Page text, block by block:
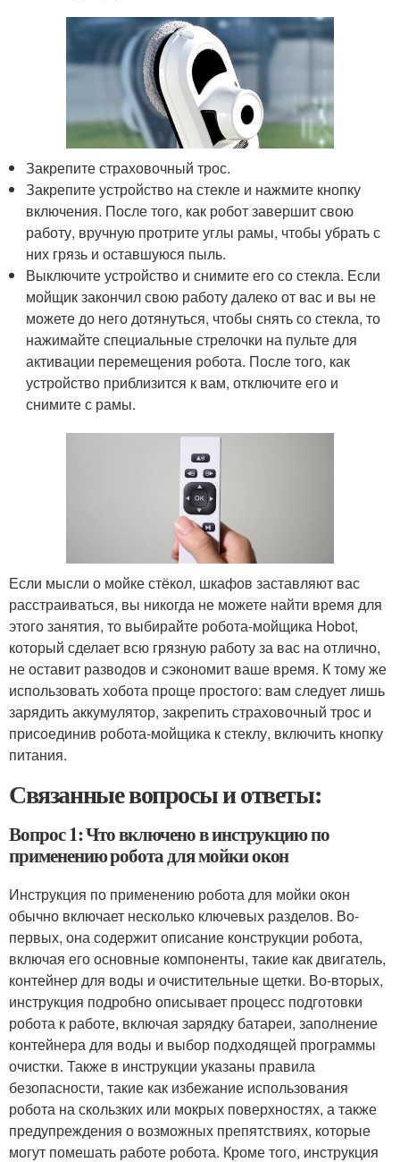
Закрепите страховочный трос.
Закрепите устройство на стекле и нажмите кнопку
включения. После того, как робот завершит свою
работу, вручную протрите углы рамы, чтобы убрать с
них грязь и оставшуюся пыль.
Выключите устройство и снимите его со стекла. Если
мойщик закончил свою работу далеко от вас и вы не
можете до него дотянуться, чтобы снять со стекла, то
нажимайте специальные стрелочки на пульте для
активации перемещения робота. После того, как
устройство приблизится к вам, отключите его и
снимите с рамы.
Если мысли о мойке стёкол, шкафов заставляют вас
расстраиваться, вы никогда не можете найти время для
этого занятия, то выбирайте робота-мойщика Hobot,
который сделает всю грязную работу за вас на отлично,
не оставит разводов и сэкономит ваше время. К тому же
использовать хобота проще простого: вам следует лишь
зарядить аккумулятор, закрепить страховочный трос и
присоединив робота-мойщика к стеклу, включить кнопку
питания.
Связанные вопросы и ответы:
Вопрос 1: Что включено в инструкцию по
применению робота для мойки окон
Инструкция по применению робота для мойки окон
обычно включает несколько ключевых разделов. Во-
первых, она содержит описание конструкции робота,
включая его основные компоненты, такие как двигатель,
контейнер для воды и очистительные щетки. Во-вторых,
инструкция подробно описывает процесс подготовки
робота к работе, включая зарядку батареи, заполнение
контейнера для воды и выбор подходящей программы
очистки. Также в инструкции указаны правила
безопасности, такие как избежание использования
робота на скользких или мокрых поверхностях, а также
предупреждения о возможных препятствиях, которые
могут помешать работе робота. Кроме того, инструкция